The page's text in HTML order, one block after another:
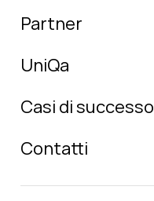
Partner
UniQa
Casi di successo
Contatti